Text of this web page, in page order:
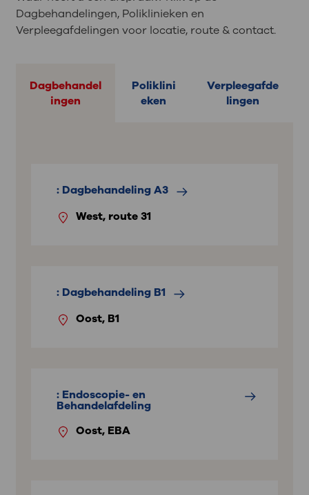
Dagbehandelingen, Poliklinieken en
Verpleegafdelingen voor locatie, route & contact.
Dagbehandel
ingen
Poliklini
eken
Verpleegafde
lingen
: Dagbehandeling A3
West, route 31
: Dagbehandeling B1
Oost, B1
: Endoscopie- en
Behandelafdeling
Oost, EBA